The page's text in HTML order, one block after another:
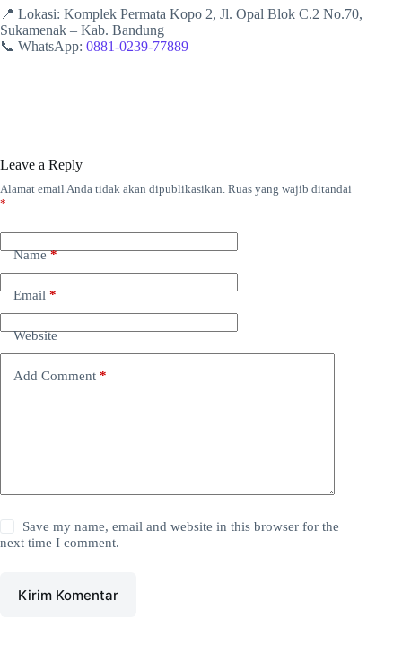
📍 Lokasi: Komplek Permata Kopo 2, Jl. Opal Blok C.2 No.70,
Sukamenak – Kab. Bandung
📞 WhatsApp: 0881-0239-77889
Leave a Reply
Alamat email Anda tidak akan dipublikasikan. Ruas yang wajib ditandai
*
Name*
Email*
Website
Add Comment *
Save my name, email and website in this browser for the
next time I comment.
Kirim Komentar